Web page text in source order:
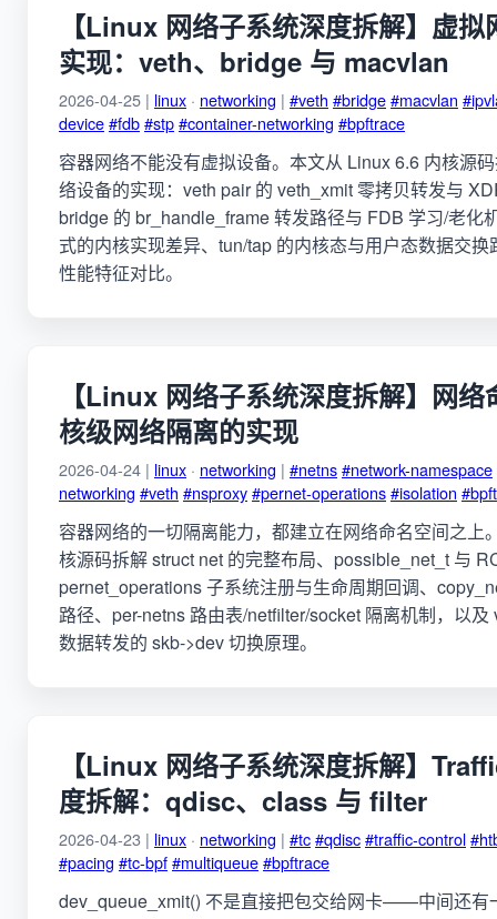
【Linux 网络子系统深度拆解】虚
实现：veth、bridge 与 macvlan
2026-04-25 | linux · networking | #veth #bridge#macvlan
device#fdb#stp#container-networking #bpftrace
容器网络不能没有虚拟设备。本文从 Linux 6.6 内核源
络设备的实现：veth pair 的 veth_xmit 零拷贝转发与
bridge 的 br_handle_frame 转发路径与 FDB 学习/老化
式的内核实现差异、tun/tap 的内核态与用户态数据交
性能特征对比。
【Linux 网络子系统深度拆解】网
核级网络隔离的实现
2026-04-24 | linux · networking | #netns#network-namespace
networking #veth #nsproxy#pernet-operations#isolation
容器网络的一切隔离能力，都建立在网络命名空间之上
核源码拆解 struct net 的完整布局、possible_net_t 与
pernet_operations 子系统注册与生命周期回调、
路径、per-netns 路由表/netfilter/socket 隔离机制，以
数据转发的 skb->dev 切换原理。
【Linux 网络子系统深度拆解】
度拆解：qdisc、class 与 filter
2026-04-23 | linux · networking | #tc#qdisc#traffic-control
#pacing #tc-bpf#multiqueue#bpftrace
dev_queue_xmit() 不是直接把包交给网卡——中间还有